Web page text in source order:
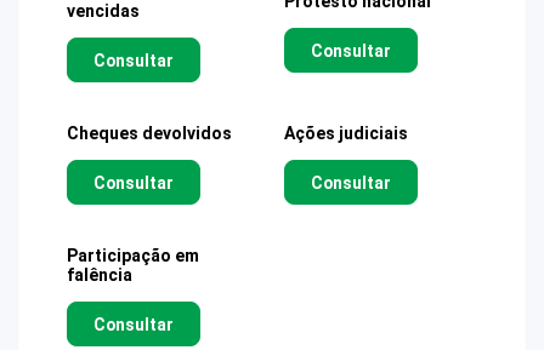
vencidas
Consultar Consultar
Cheques devolvidos
Consultar
Ações judiciais
Consultar
Participação em
falência
Consultar